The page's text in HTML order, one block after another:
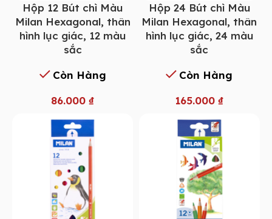
Hộp 12 Bút chì Màu
Milan Hexagonal, thân
hình lục giác, 12 màu
sắc
Còn Hàng
86.000 ₫
Hộp 24 Bút chì Màu
Milan Hexagonal, thân
hình lục giác, 24 màu
sắc
Còn Hàng
165.000₫